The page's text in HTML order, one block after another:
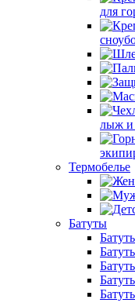
для
лыж и
Термобелье
Батуты